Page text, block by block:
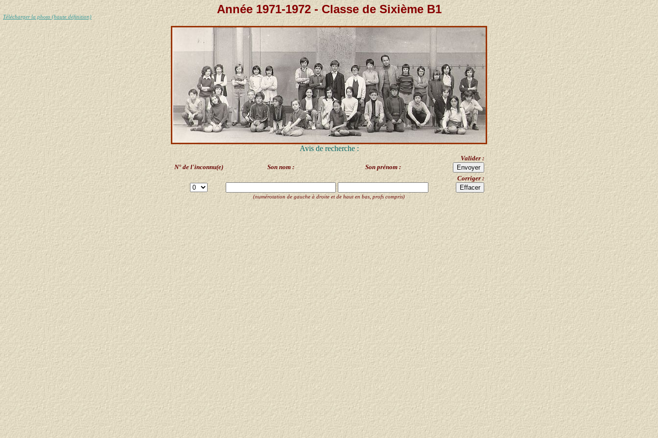
Télécharger la photo (haute définition)
Année 1971-1972 - Classe de Sixième B1
Avis de recherche :
N° de l'inconnu(e) Son nom : Son prénom :
Valider :
Corriger :
(numérotation de gauche à droite et de haut en bas, profs compris)